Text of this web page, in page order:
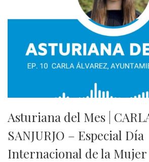
Asturiana del Mes |
SANJURJO – Especial Día
Internacional de la Mujer